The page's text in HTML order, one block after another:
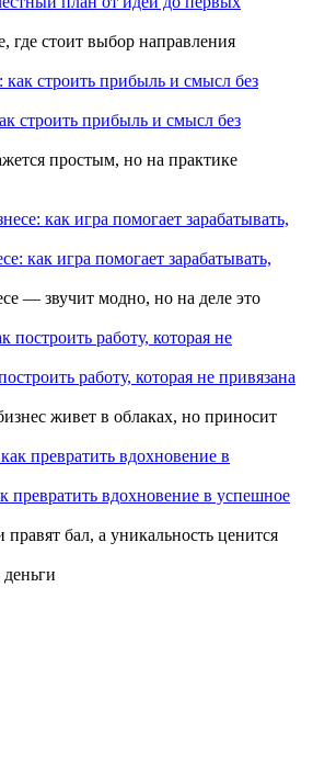
где стоит выбор направления
строить прибыль и смысл без
простым, но на практике
как игра помогает зарабатывать,
— звучит модно, но на деле это
работу, которая не привязана
живет в облаках, но приносит
превратить вдохновение в успешное
бал, а уникальность ценится